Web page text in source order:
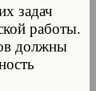
задач
работы.
должны